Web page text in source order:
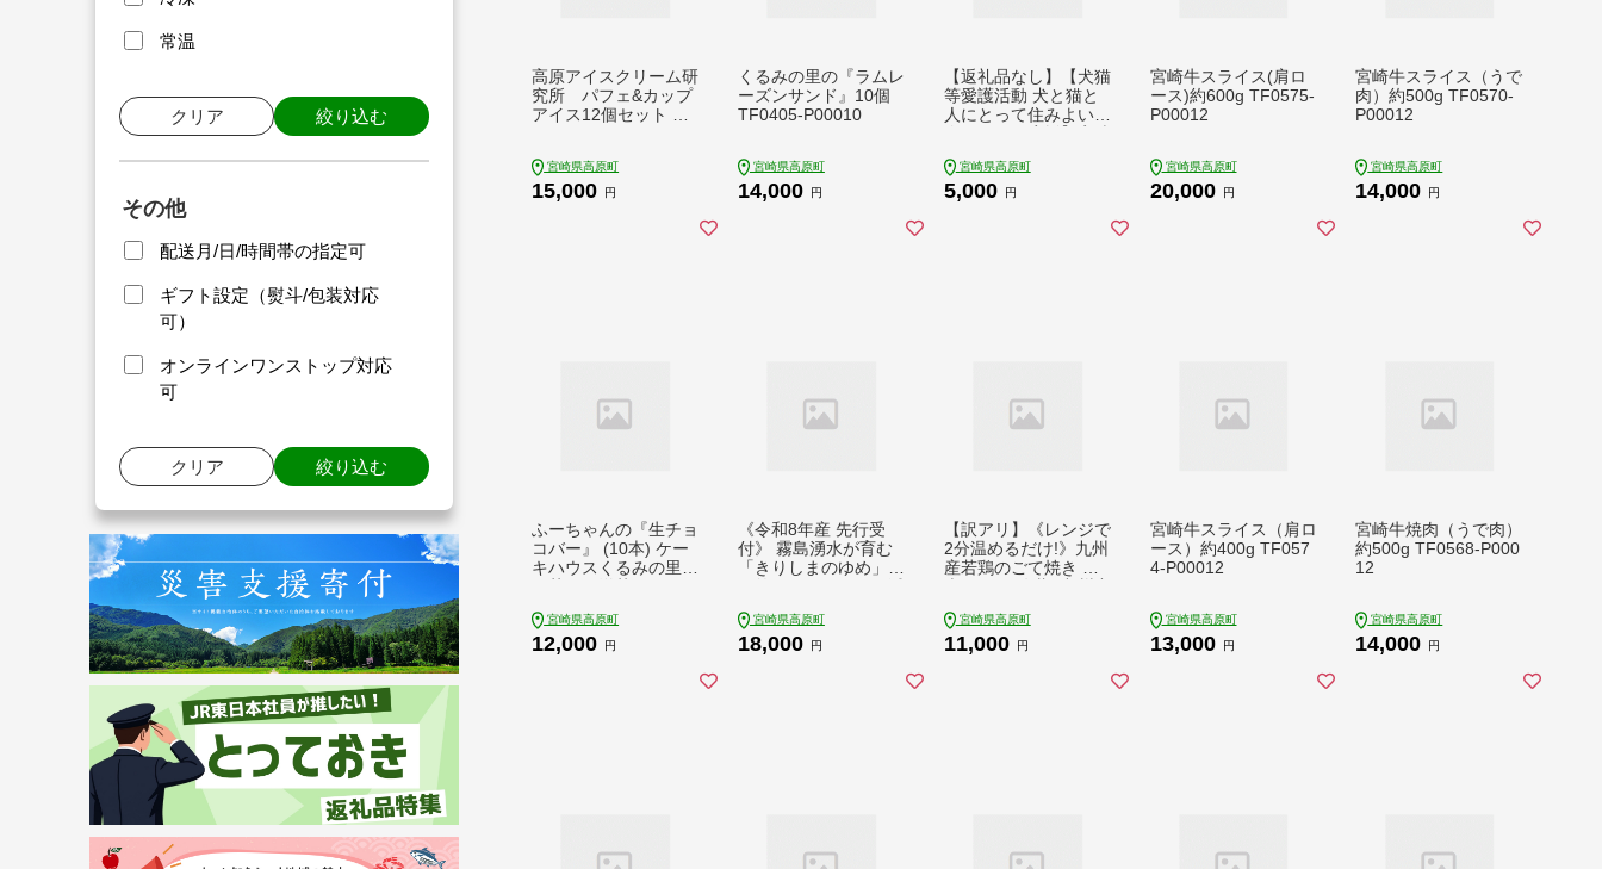
常温
クリア 絞り込む
その他
配送月/日/時間帯の指定可
ギフト設定（熨斗/包装対応
可）
オンラインワンストップ対応
可
クリア 絞り込む
高原アイスクリーム研
究所 パフェ&カップ
アイス12個セット TF
宮崎県高原町
15,000 円
くるみの里の『ラムレ
ーズンサンド』10個
TF0405-P00010
宮崎県高原町
14,000 円
【返礼品なし】【犬猫
等愛護活動 犬と猫と
人にとって住みよい社
活動法人 咲桃虎(さく
もんと) TF3004-P000
宮崎県高原町
5,000 円
宮崎牛スライス(肩ロ
ース)約600g TF0575-
P00012
宮崎県高原町
20,000 円
宮崎牛スライス（うで
肉）約500g TF0570-
P00012
宮崎県高原町
14,000 円
ふーちゃんの『生チョ
コバー』 (10本) ケー
キハウスくるみの里の
リな化粧箱入りの焼き
菓子 TF0332-P00010
宮崎県高原町
12,000 円
《令和8年産 先行受
付》 霧島湧水が育む
「きりしまのゆめ」夏
年産 特別栽培米 無洗
米 真空チャック式 ワ
宮崎県高原町
18,000 円
【訳アリ】《レンジで
2分温めるだけ!》九州
産若鶏のごて焼き ６
火焼き [時短調理 簡単
調理 一人暮らし クリ
宮崎県高原町
11,000 円
宮崎牛スライス（肩ロ
ース）約400g TF057
4-P00012
宮崎県高原町
13,000 円
宮崎牛焼肉（うで肉）
約500g TF0568-P000
12
宮崎県高原町
14,000 円